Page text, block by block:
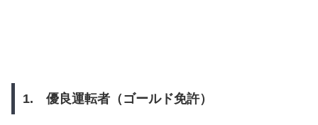
1. 優良運転者（ゴールド免許）